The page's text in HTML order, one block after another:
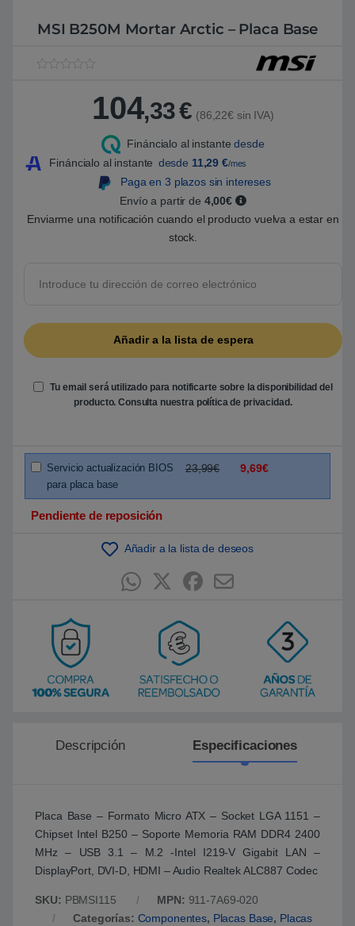
MSI B250M Mortar Arctic – Placa Base
o
5
s
o
b
a
d
n
u
n
ó
n
c
l
104,33€ (86,22€ sin IVA)
Fináncialo al instante desde
Fináncialo al instante desde 11,29 €/mes
Paga en 3 plazos sin intereses
Envío a partir de 4,00€
Enviarme una notificación cuando el producto vuelva a estar en
stock.
Tu email será utilizado para notificarte sobre la disponibilidad del
producto. Consulta nuestra política de privacidad.
Servicio actualización BIOS
para placa base
23,99€ 9,69€
Pendiente de reposición
Añadir a la lista de deseos
Descripción Especificaciones
Placa Base – Formato Micro ATX – Socket LGA 1151 –
Chipset Intel B250 – Soporte Memoria RAM DDR4 2400
MHz – USB 3.1 – M.2 -Intel I219-V Gigabit LAN –
DisplayPort, DVI-D, HDMI – Audio Realtek ALC887 Codec
SKU: PBMSI115 MPN: 911-7A69-020
Categorías: Componentes, Placas Base, Placas